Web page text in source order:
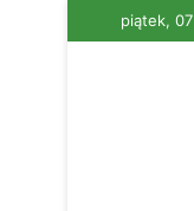
to
piątek,